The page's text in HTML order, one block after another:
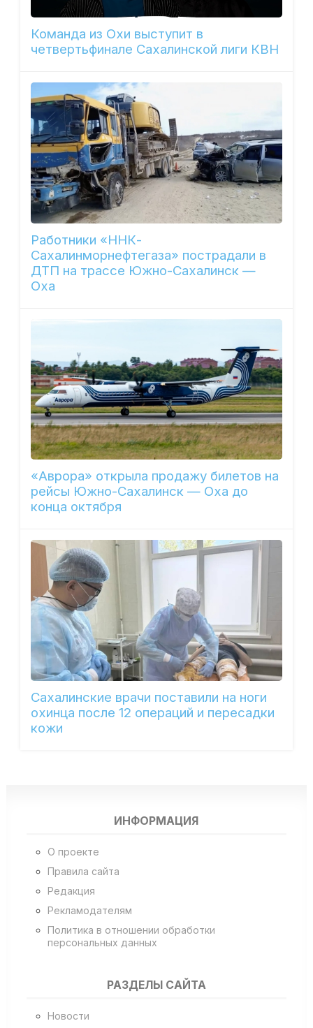
Команда из Охи выступит в
четвертьфинале Сахалинской лиги КВН
Работники «ННК-
Сахалинморнефтегаза» пострадали в
ДТП на трассе Южно-Сахалинск —
Оха
«Аврора» открыла продажу билетов на
рейсы Южно-Сахалинск — Оха до
конца октября
Сахалинские врачи поставили на ноги
охинца после 12 операций и пересадки
кожи
ИНФОРМАЦИЯ
О проекте
Правила сайта
Редакция
Рекламодателям
Политика в отношении обработки
персональных данных
РАЗДЕЛЫ САЙТА
Новости